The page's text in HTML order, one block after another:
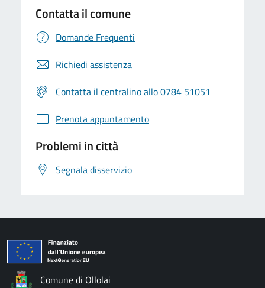
Contatta il comune
Domande Frequenti
Richiedi assistenza
Contatta il centralino allo 0784 51051
Prenota appuntamento
Problemi in città
Segnala disservizio
Comune di Ollolai